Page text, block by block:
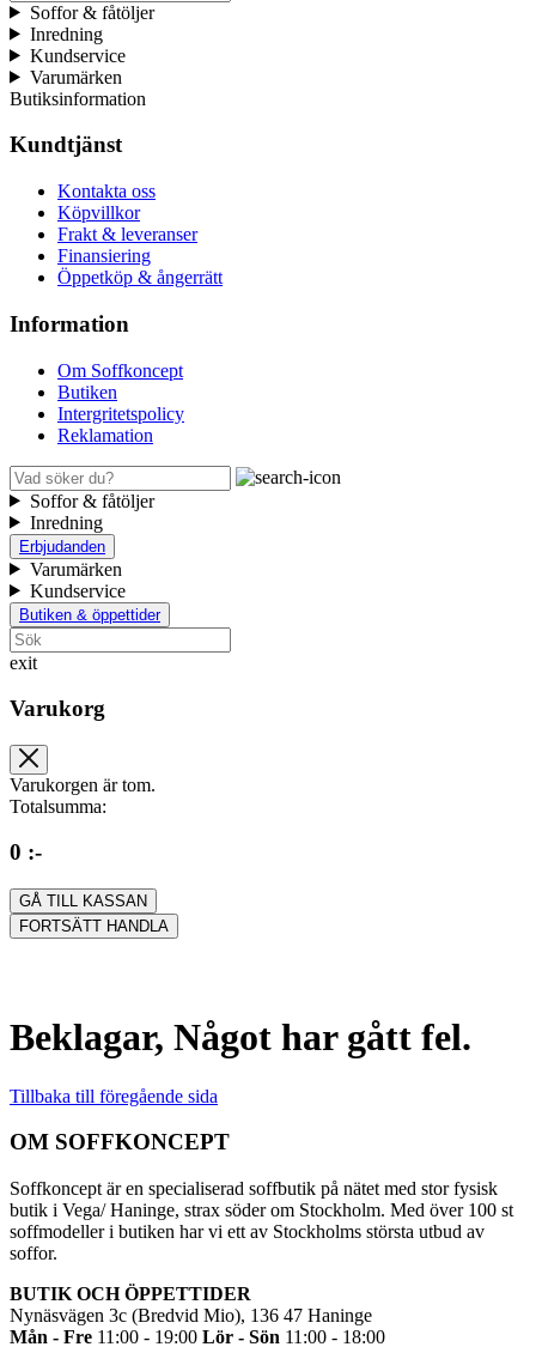
Soffor & fåtöljer
Inredning
Kundservice
Varumärken
Butiksinformation
Kundtjänst
Kontakta oss
Köpvillkor
Frakt & leveranser
Finansiering
Öppetköp & ångerrätt
Information
Om Soffkoncept
Butiken
Intergritetspolicy
Reklamation
Soffor & fåtöljer
Inredning
Erbjudanden
Varumärken
Kundservice
Butiken & öppettider
exit
Varukorg
Varukorgen är tom.
Totalsumma:
0 :-
GÅ TILL KASSAN
FORTSÄTT HANDLA
Beklagar, Något har gått fel.
Tillbaka till föregående sida
OM SOFFKONCEPT
Soffkoncept är en specialiserad soffbutik på nätet med stor fysisk
butik i Vega/ Haninge, strax söder om Stockholm. Med över 100 st
soffmodeller i butiken har vi ett av Stockholms största utbud av
soffor.
BUTIK OCH ÖPPETTIDER
Nynäsvägen 3c (Bredvid Mio), 136 47 Haninge
Mån - Fre 11:00 - 19:00 Lör - Sön 11:00 - 18:00